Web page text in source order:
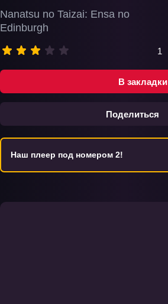
В закладки
Поделиться
Nanatsu no Taizai: Ensa no
Edinburgh
1
Наш плеер под номером 2!